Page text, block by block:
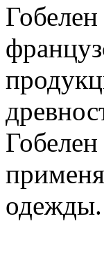
одежды.